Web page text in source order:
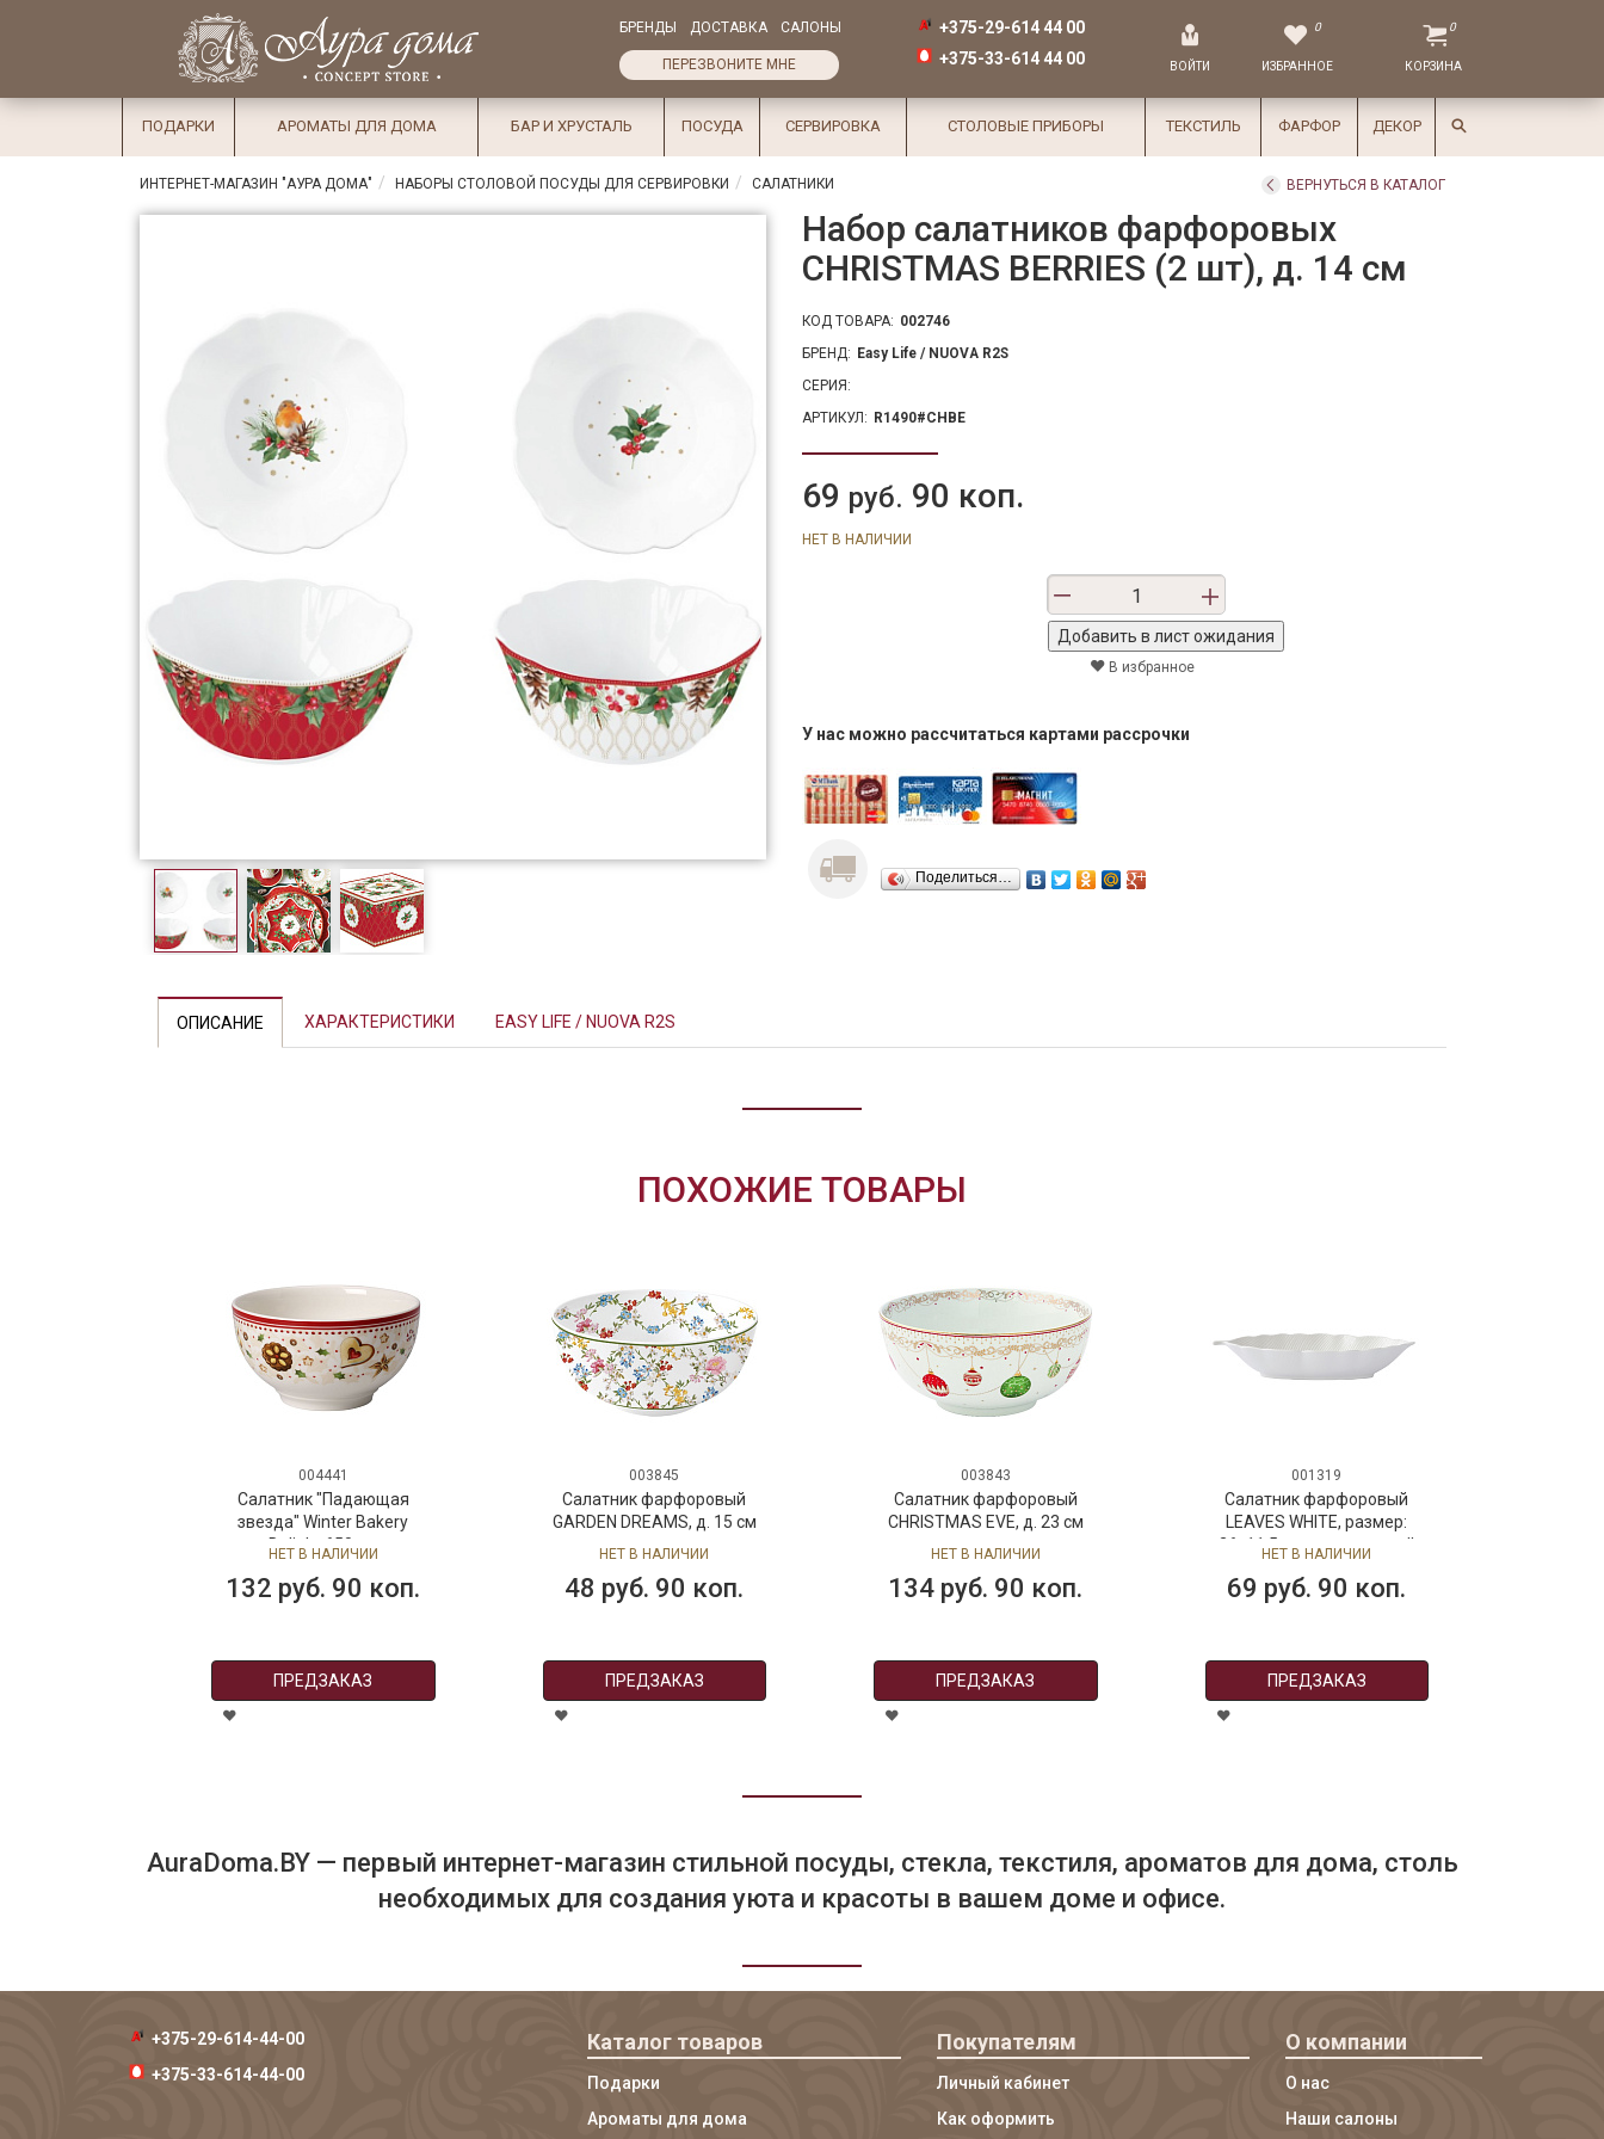
Избранное
×
СалоныДоставка
Оплата
Подарки
Ароматы
для дома
БРЕНДЫ ДОСТАВКА САЛОНЫ
ПЕРЕЗВОНИТЕ МНЕ
+375-29-614 44 00
+375-33-614 44 00
ВОЙТИ
0
ИЗБРАННОЕ
0
КОРЗИНА
ПОДАРКИ АРОМАТЫ ДЛЯ ДОМА БАР И ХРУСТАЛЬ ПОСУДА СЕРВИРОВКА СТОЛОВЫЕ ПРИБОРЫ ТЕКСТИЛЬ ФАРФОР ДЕКОР
ИНТЕРНЕТ-МАГАЗИН "АУРА ДОМА" НАБОРЫ СТОЛОВОЙ ПОСУДЫ ДЛЯ СЕРВИРОВКИ САЛАТНИКИ ВЕРНУТЬСЯ В КАТАЛОГ
Набор салатников фарфоровых
CHRISTMAS BERRIES (2 шт), д. 14 см
КОД ТОВАРА: 002746
БРЕНД: Easy Life / NUOVA R2S
СЕРИЯ:
АРТИКУЛ: R1490#CHBE
69 руб. 90 коп.
НЕТ В НАЛИЧИИ
В избранное
У нас можно рассчитаться картами рассрочки
Поделиться…
ОПИСАНИЕ ХАРАКТЕРИСТИКИ EASY LIFE / NUOVA R2S
ПОХОЖИЕ ТОВАРЫ
004441
Салатник "Падающая
звезда" Winter Bakery
Delight 650 мл
НЕТ В НАЛИЧИИ
132 руб. 90 коп.
ПРЕДЗАКАЗ
003845
Салатник фарфоровый
GARDEN DREAMS, д. 15 см
НЕТ В НАЛИЧИИ
48 руб. 90 коп.
ПРЕДЗАКАЗ
003843
Салатник фарфоровый
CHRISTMAS EVE, д. 23 см
НЕТ В НАЛИЧИИ
134 руб. 90 коп.
ПРЕДЗАКАЗ
001319
Салатник фарфоровый
LEAVES WHITE, размер:
26х11,5 см в подарочной
НЕТ В НАЛИЧИИ
69 руб. 90 коп.
ПРЕДЗАКАЗ
AuraDoma.BY — первый интернет-магазин стильной посуды, стекла, текстиля, ароматов для дома, столь
необходимых для создания уюта и красоты в вашем доме и офисе.
+375-29-614-44-00
+375-33-614-44-00
Каталог товаров
Подарки
Ароматы для дома
Покупателям
Личный кабинет
Как оформить
О компании
О нас
Наши салоны